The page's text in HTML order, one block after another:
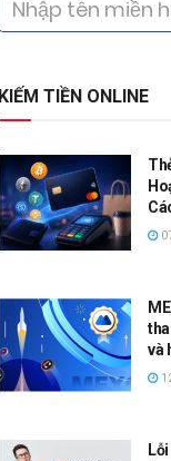
KIẾM TIỀN ONLINE
và